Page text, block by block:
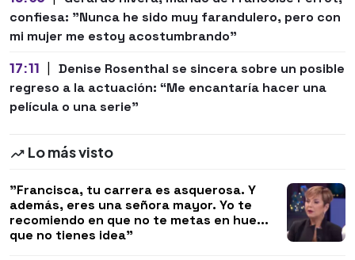
confiesa: "Nunca he sido muy farandulero, pero con
mi mujer me estoy acostumbrando"
17:11
Denise Rosenthal se sincera sobre un posible
regreso a la actuación: “Me encantaría hacer una
película o una serie"
Lo más visto
"Francisca, tu carrera es asquerosa. Y
además, eres una señora mayor. Yo te
recomiendo en que no te metas en hue...
que no tienes idea"